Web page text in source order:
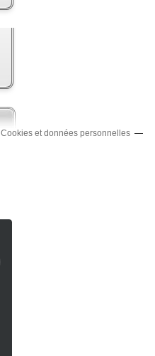
Cookies et données personnelles